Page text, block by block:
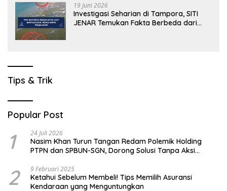
19 Juni 2026
Investigasi Seharian di Tampora, SITI
JENAR Temukan Fakta Berbeda dari
Tips & Trik
Popular Post
1 24 Juli 2026
Nasim Khan Turun Tangan Redam Polemik Holding
PTPN dan SPBUN-SGN, Dorong Solusi Tanpa Aksi
2 9 Februari 2025
Ketahui Sebelum Membeli! Tips Memilih Asuransi
Kendaraan yang Menguntungkan